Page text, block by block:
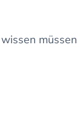
müssen